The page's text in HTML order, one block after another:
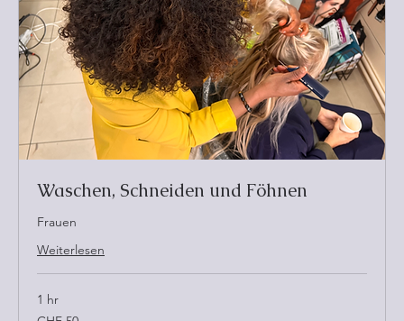
Waschen, Schneiden und Föhnen
Frauen
Weiterlesen
1 hr
50